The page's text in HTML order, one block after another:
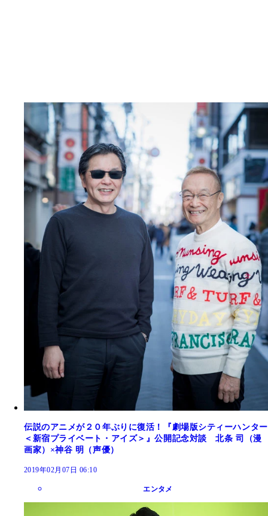
伝説のアニメが２０年ぶりに復活！『劇場版シティーハンター
＜新宿プライベート・アイズ＞』公開記念対談 北条 司（漫
画家）×神谷 明（声優）
2019年02月07日 06:10
エンタメ